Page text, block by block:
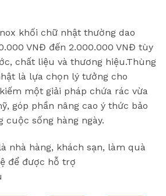
khối chữ nhật thường dao
VNĐ đến 2.000.000 VNĐ tùy
chất liệu và thương hiệu.Thùng
là lựa chọn lý tưởng cho
một giải pháp chứa rác vừa
góp phần nâng cao ý thức bảo
cuộc sống hàng ngày.
nhà hàng, khách sạn, làm quà
để được hỗ trợ